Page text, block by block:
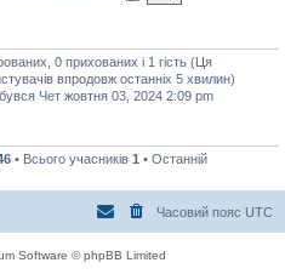
0 прихованих і 1 гість (Ця
впродовж останніх 5 хвилин)
Чет жовтня 03, 2024 2:09 pm
• Всього учасників 1 • Останній
Часовий пояс UTC
Software © phpBB Limited